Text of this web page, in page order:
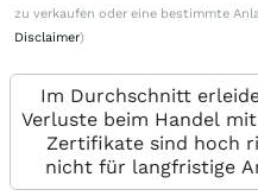
zu verkaufen oder eine bestimmte
Disclaimer)
Im Durchschnitt
Verluste beim Handel
Zertifikate sind hoch
nicht für langfristige